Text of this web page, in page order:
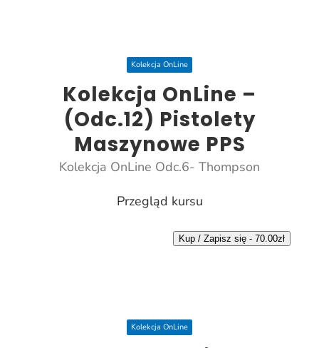
Kolekcja OnLine
Kolekcja OnLine –
(Odc.12) Pistolety
Maszynowe PPS
Kolekcja OnLine Odc.6- Thompson
Przegląd kursu
Kup / Zapisz się - 70.00zł
Kolekcja OnLine